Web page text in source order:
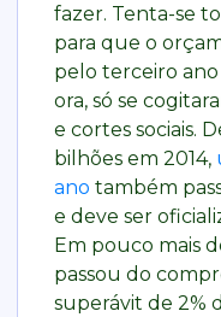
fazer. Tenta-se
para que o
pelo terceiro
ora, só se
e cortes sociais.
bilhões em 2014,
ano também
e deve ser
Em pouco mais
passou do
superávit de 2%